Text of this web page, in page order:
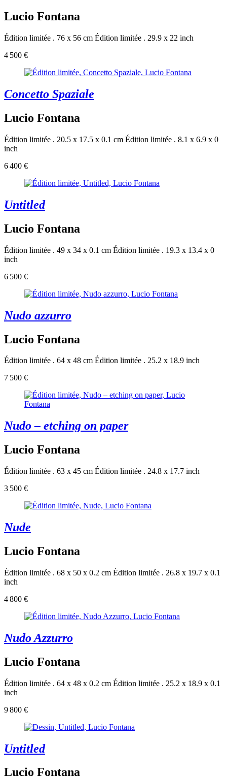
Lucio Fontana
Édition limitée . 76 x 56 cm Édition limitée . 29.9 x 22 inch
4 500 €
Concetto Spaziale
Lucio Fontana
Édition limitée . 20.5 x 17.5 x 0.1 cm Édition limitée . 8.1 x 6.9 x 0
inch
6 400 €
Untitled
Lucio Fontana
Édition limitée . 49 x 34 x 0.1 cm Édition limitée . 19.3 x 13.4 x 0
inch
6 500 €
Nudo azzurro
Lucio Fontana
Édition limitée . 64 x 48 cm Édition limitée . 25.2 x 18.9 inch
7 500 €
Nudo – etching on paper
Lucio Fontana
Édition limitée . 63 x 45 cm Édition limitée . 24.8 x 17.7 inch
3 500 €
Nude
Lucio Fontana
Édition limitée . 68 x 50 x 0.2 cm Édition limitée . 26.8 x 19.7 x 0.1
inch
4 800 €
Nudo Azzurro
Lucio Fontana
Édition limitée . 64 x 48 x 0.2 cm Édition limitée . 25.2 x 18.9 x 0.1
inch
9 800 €
Untitled
Lucio Fontana